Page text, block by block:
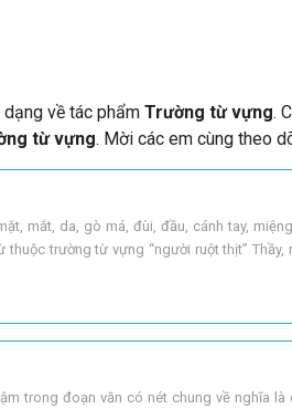
về tác phẩm Trường từ vựng.
từ vựng. Mời các em cùng theo
mắt, da, gò má, đùi, đầu, cánh tay,
thuộc trường từ vựng “người ruột thịt” Thầy,
đây: a.
trong đoạn văn có nét chung về nghĩa